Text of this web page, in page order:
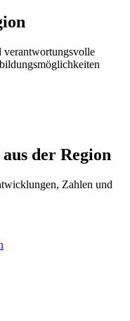
verantwortungsvolle
der Region
Zahlen und